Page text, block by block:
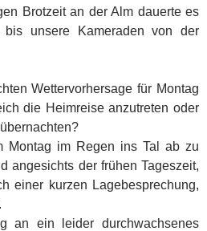
Brotzeit an der Alm dauerte es
unsere Kameraden von der
Wettervorhersage für Montag
die Heimreise anzutreten oder
Montag im Regen ins Tal ab zu
angesichts der frühen Tageszeit,
einer kurzen Lagebesprechung,
an ein leider durchwachsenes